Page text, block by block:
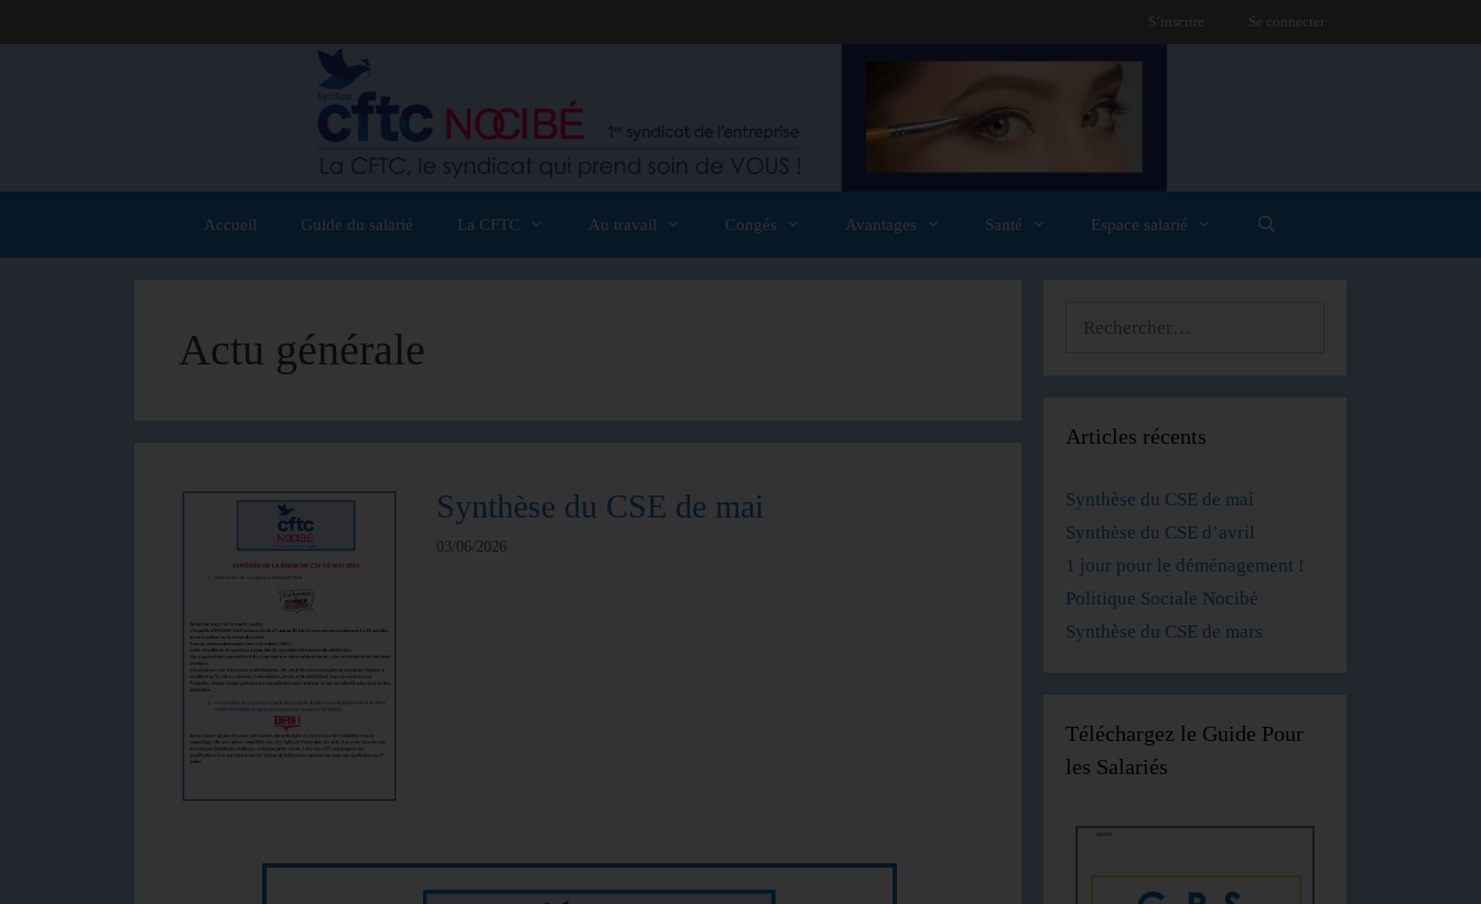
S’inscrire Se connecter
Accueil Guide du salarié La CFTC Au travail Congés Avantages Santé Espace salarié
Actu générale
Synthèse du CSE de mai
03/06/2026
Articles récents
Synthèse du CSE de mai
Synthèse du CSE d’avril
1 jour pour le déménagement !
Politique Sociale Nocibé
Synthèse du CSE de mars
Téléchargez le Guide Pour
les Salariés